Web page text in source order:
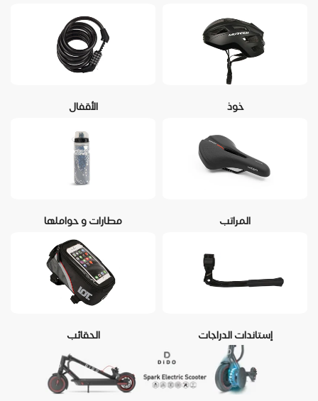
خوذ الأقفال
المراتب مطارات و حواملها
إستاندات الدراجات الحقائب